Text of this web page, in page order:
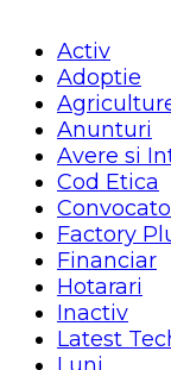
Activ
Adoptie
Anunturi
Avere si
Cod Etica
Factory
Financiar
Hotarari
Inactiv
Latest